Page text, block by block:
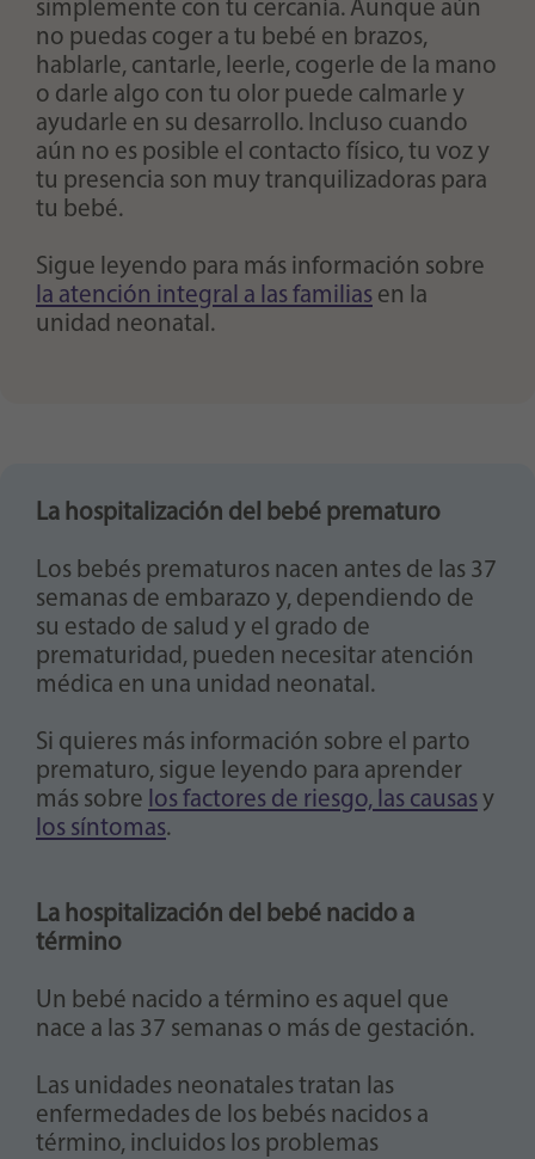
simplemente con tu cercanía. Aunque aún
no puedas coger a tu bebé en brazos,
hablarle, cantarle, leerle, cogerle de la mano
o darle algo con tu olor puede calmarle y
ayudarle en su desarrollo. Incluso cuando
aún no es posible el contacto físico, tu voz y
tu presencia son muy tranquilizadoras para
tu bebé.
Sigue leyendo para más información sobre
la atención integral a las familias en la
unidad neonatal.
La hospitalización del bebé prematuro
Los bebés prematuros nacen antes de las 37
semanas de embarazo y, dependiendo de
su estado de salud y el grado de
prematuridad, pueden necesitar atención
médica en una unidad neonatal.
Si quieres más información sobre el parto
prematuro, sigue leyendo para aprender
más sobre los factores de riesgo, las causasy
los síntomas.
La hospitalización del bebé nacido a
término
Un bebé nacido a término es aquel que
nace a las 37 semanas o más de gestación.
Las unidades neonatales tratan las
enfermedades de los bebés nacidos a
término, incluidos los problemas